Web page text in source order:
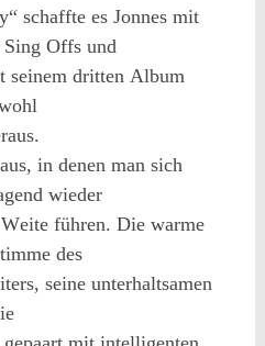
schaffte es Jonnes mit
Offs und
seinem dritten Album
in denen man sich
wieder
führen. Die warme
des
seine unterhaltsamen